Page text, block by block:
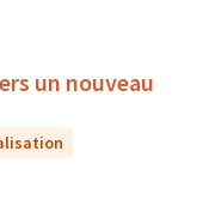
un nouveau